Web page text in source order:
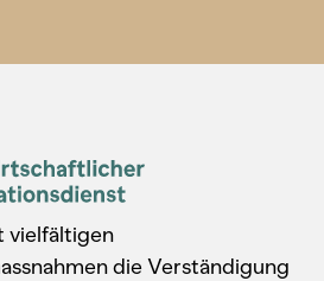
vielfältigen
die Verständigung